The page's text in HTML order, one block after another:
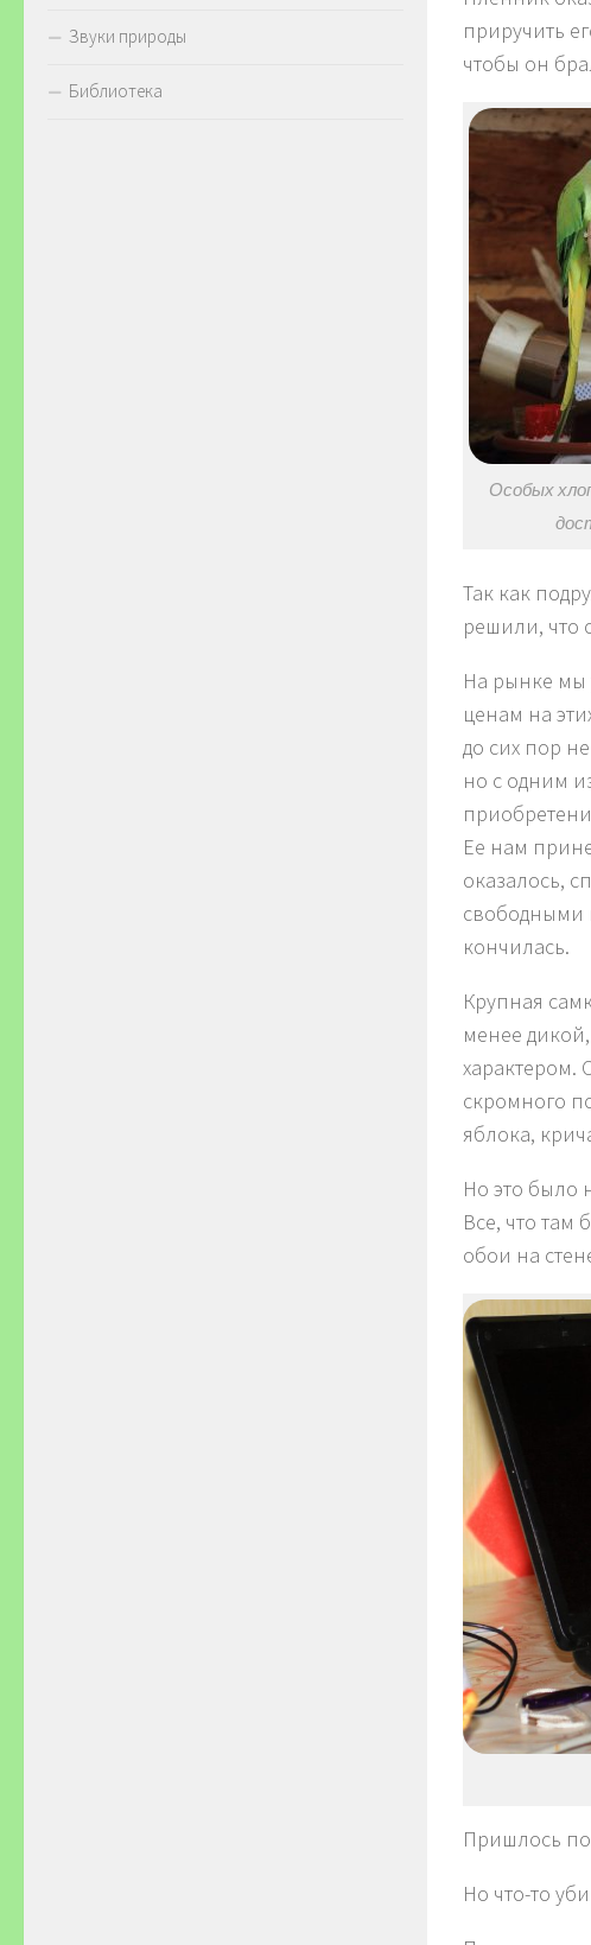
приручить
чтобы он
Особых
Так как
решили, что
На рынке мы
ценам на
до сих пор
но с одним
Ее нам
оказалось,
свободными
кончилась.
Крупная
менее
характером.
скромного
яблока,
Но это было
Все, что
обои на
Пришлось
Но что-то
Звуки природы
Библиотека